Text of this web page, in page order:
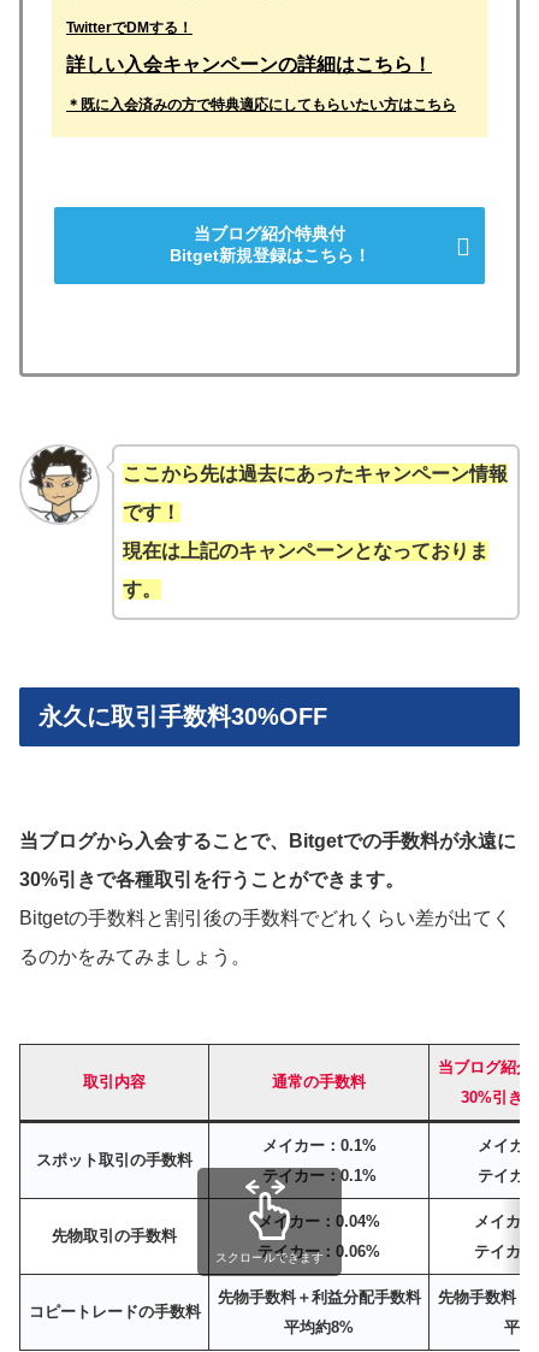
TwitterでDMする！
詳しい入会キャンペーンの詳細はこちら！
＊既に入会済みの方で特典適応にしてもらいたい方はこちら
当ブログ紹介特典付
Bitget新規登録はこちら！
ここから先は過去にあったキャンペーン情報
です！
現在は上記のキャンペーンとなっておりま
す。
永久に取引手数料30%OFF
当ブログから入会することで、Bitgetでの手数料が永遠に
30%引きで各種取引を行うことができます。
Bitgetの手数料と割引後の手数料でどれくらい差が出てく
るのかをみてみましょう。
取引内容 通常の手数料
当ブログ紹介
30%引き
スポット取引の手数料
メイカー：0.1%
テイカー：0.1%
メイカ
テイカ
先物取引の手数料
メイカー：0.04%
テイカー：0.06%
メイカ
テイカ
コピートレードの手数料
先物手数料＋利益分配手数料
平均約8%
先物手数料＋
平均
スクロールできます